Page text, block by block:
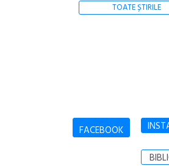
TOATE ȘTIRILE
FACEBOOK